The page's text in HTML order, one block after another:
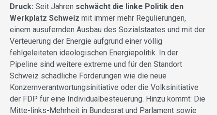
Druck: Seit Jahren schwächt die linke Politik den
Werkplatz Schweiz mit immer mehr Regulierungen,
einem ausufernden Ausbau des Sozialstaates und mit der
Verteuerung der Energie aufgrund einer völlig
fehlgeleiteten ideologischen Energiepolitik. In der
Pipeline sind weitere extreme und für den Standort
Schweiz schädliche Forderungen wie die neue
Konzernverantwortungsinitiative oder die Volksinitiative
der FDP für eine Individualbesteuerung. Hinzu kommt: Die
Mitte-links-Mehrheit in Bundesrat und Parlament sowie